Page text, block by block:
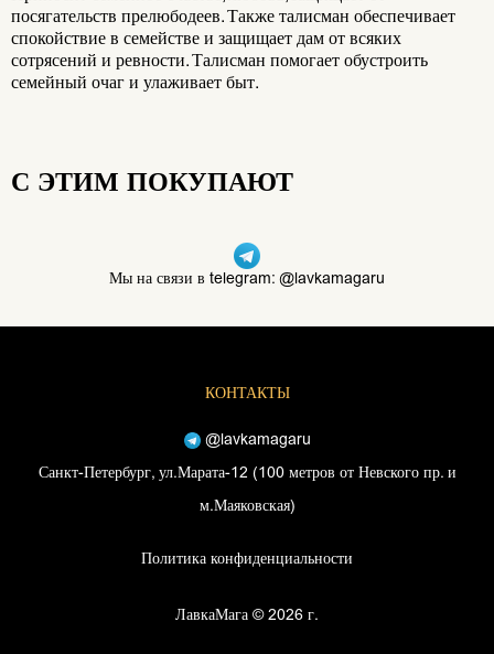
посягательств прелюбодеев. Также талисман обеспечивает
спокойствие в семействе и защищает дам от всяких
сотрясений и ревности. Талисман помогает обустроить
семейный очаг и улаживает быт.
С ЭТИМ ПОКУПАЮТ
Мы на связи в telegram: @lavkamagaru
КОНТАКТЫ
@lavkamagaru
Санкт-Петербург, ул.Марата-12 (100 метров от Невского пр. и
м.Маяковская)
Политика конфиденциальности
ЛавкаМага © 2026 г.